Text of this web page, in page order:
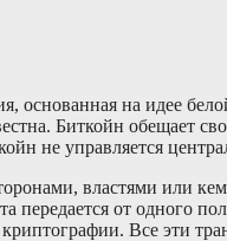
основанная на идее
Биткойн обещает
не управляется
властями или
передается от одного
Все эти